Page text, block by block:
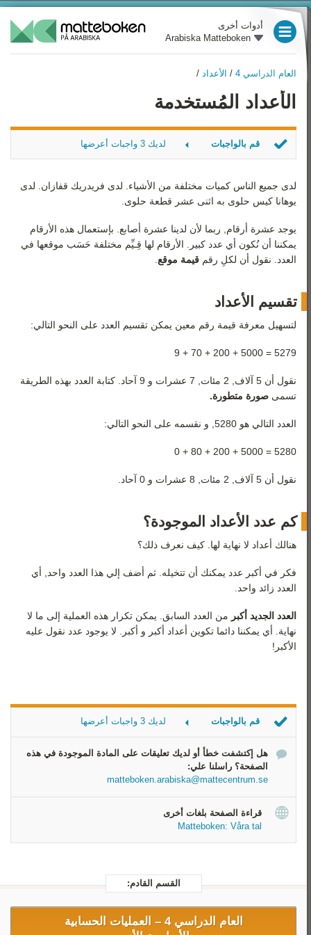
أدوات أخرى
Arabiska Matteboken
العام الدراسي 4 / الأعداد /
الأعداد المُستخدمة
قم بالواجبات لديك 3 واجبات أعرضها
قسّم العدد
ما هو الأكبر
لدى جميع الناس كميات مختلفة من الأشياء. لدى فريدريك قفازان. لدى
يوهانا كيس حلوى به اثنى عشر قطعة حلوى.
يوجد عشرة أرقام, ربما لأن لدينا عشرة أصابع. بإستعمال هذه الأرقام
يمكننا أن نُكون أي عدد كبير. الأرقام لها قِـيِّم‏ مختلفة حَسَب موقعها في
العدد. نقول أن لكلِ رقم قيمة موقع.
تقسيم الأعداد
لتسهيل معرفة قيمة رقم معين يمكن تقسيم العدد على النحو التالي:
5279 = 5000 + 200 + 70 + 9
نقول أن 5 آلاف, 2 مئات, 7 عشرات و 9 آحاد. كتابة العدد بهذه الطريقة
تسمى صورة متطورة.
العدد التالي هو 5280, و نقسمه على النحو التالي:
5280 = 5000 + 200 + 80 + 0
نقول أن 5 آلاف, 2 مئات, 8 عشرات و 0 آحاد.
كم عدد الأعداد الموجودة؟
هنالك أعداد لا نهاية لها. كيف نعرف ذلك؟
فكر في أكبر عدد يمكنك أن تتخيله. ثم أضف إلي هذا العدد واحد, أي
العدد زائد واحد.
العدد الجديد أكبر من العدد السابق. يمكن تكرار هذه العملية إلى ما لا
نهاية. أي يمكننا دائما تكوين أعداد أكبر و أكبر. لا يوجود عدد نقول عليه
الأكبر!
قم بالواجبات لديك 3 واجبات أعرضها
قسّم العدد
قسّم العدد
ما هو الأكبر
هل إكتشفت خطأ أو لديك تعليقات على المادة الموجودة في هذه
الصفحة؟ راسلنا علي:
matteboken.arabiska@mattecentrum.se
قراءة الصفحة بلغات أخرى
Matteboken: Våra tal
القسم القادم:
العام الدراسي 4 –
العمليات الحسابية
العام الدراسي 4
العام الدراسي 4
نظرة عامة
الأعداد
العمليات الحسابية الأساسية
الوحدات
أدوات المساعدة
الوقت و التاريخ
العام الدراسي 5
العام الدراسي 6
العام الدراسي 8
العام الدراسي 9
رياضيات 1
رياضيات 3
رياضيات 5